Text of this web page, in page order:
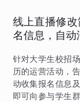
线上直播修
名信息，自动
针对大学生校招
历的运营活动，
动收集报名信息
即可向参与学生